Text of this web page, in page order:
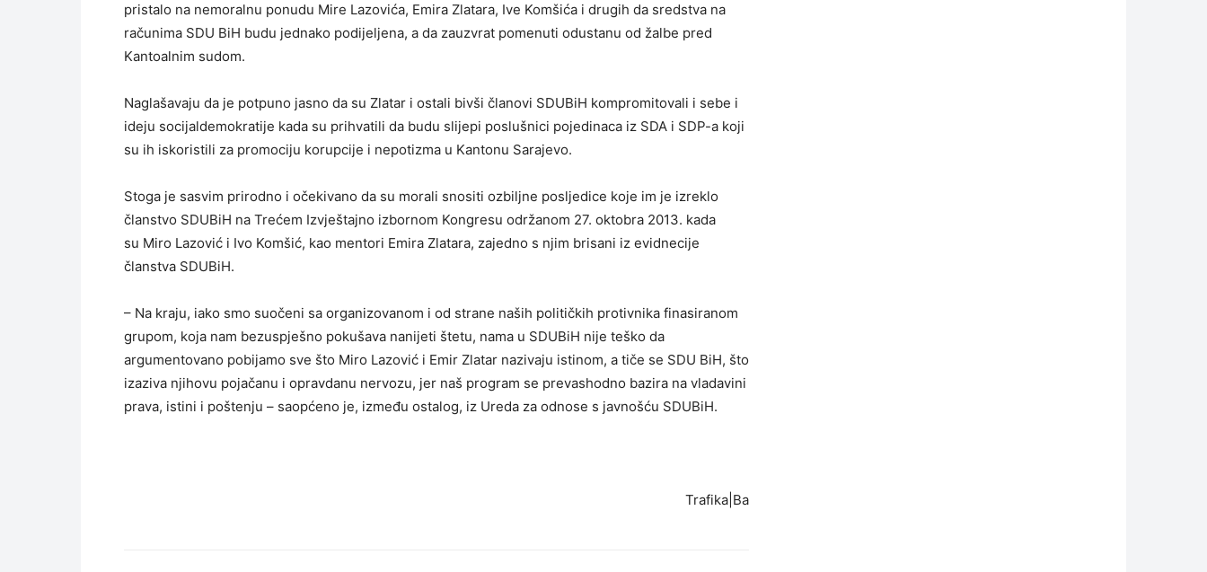
pristalo na nemoralnu ponudu Mire Lazovića, Emira Zlatara, Ive Komšića i drugih da sredstva na
računima SDU BiH budu jednako podijeljena, a da zauzvrat pomenuti odustanu od žalbe pred
Kantoalnim sudom.
Naglašavaju da je potpuno jasno da su Zlatar i ostali bivši članovi SDUBiH kompromitovali i sebe i
ideju socijaldemokratije kada su prihvatili da budu slijepi poslušnici pojedinaca iz SDA i SDP-a koji
su ih iskoristili za promociju korupcije i nepotizma u Kantonu Sarajevo.
Stoga je sasvim prirodno i očekivano da su morali snositi ozbiljne posljedice koje im je izreklo
članstvo SDUBiH na Trećem Izvještajno izbornom Kongresu održanom 27. oktobra 2013. kada
su Miro Lazović i Ivo Komšić, kao mentori Emira Zlatara, zajedno s njim brisani iz evidnecije
članstva SDUBiH.
– Na kraju, iako smo suočeni sa organizovanom i od strane naših političkih protivnika finasiranom
grupom, koja nam bezuspješno pokušava nanijeti štetu, nama u SDUBiH nije teško da
argumentovano pobijamo sve što Miro Lazović i Emir Zlatar nazivaju istinom, a tiče se SDU BiH, što
izaziva njihovu pojačanu i opravdanu nervozu, jer naš program se prevashodno bazira na vladavini
prava, istini i poštenju – saopćeno je, između ostalog, iz Ureda za odnose s javnošću SDUBiH.
Trafika|Ba